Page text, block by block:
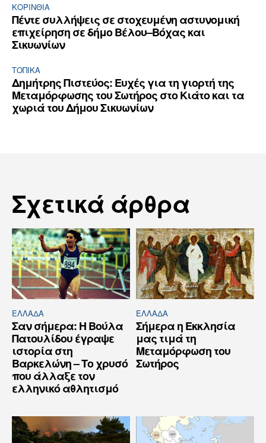
ΚΟΡΙΝΘΊΑ
Πέντε συλλήψεις σε στοχευμένη αστυνομική
επιχείρηση σε δήμο Βέλου–Βόχας και
Σικυωνίων
ΤΟΠΙΚΑ
Δημήτρης Πιστεύος: Ευχές για τη γιορτή της
Μεταμόρφωσης του Σωτήρος στο Κιάτο και τα
χωριά του Δήμου Σικυωνίων
Σχετικά άρθρα
ΕΛΛΆΔΑ
Σαν σήμερα: Η Βούλα
Πατουλίδου έγραψε
ιστορία στη
Βαρκελώνη – Το χρυσό
που άλλαξε τον
ελληνικό αθλητισμό
ΕΛΛΆΔΑ
Σήμερα η Εκκλησία
μας τιμά τη
Μεταμόρφωση του
Σωτήρος